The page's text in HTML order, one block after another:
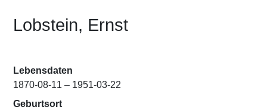
Lobstein, Ernst
Lebensdaten
1870-08-11 – 1951-03-22
Geburtsort